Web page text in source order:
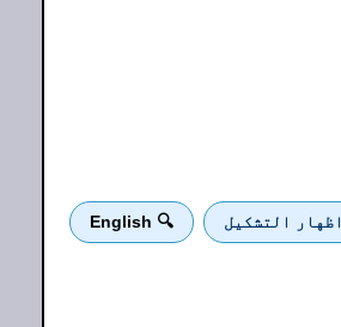
اظهار التشكيل 🔍 English